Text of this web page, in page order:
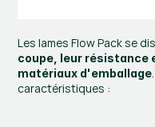
Les lames Flow Pack se
coupe, leur résistance
matériaux d'emballage
caractéristiques :